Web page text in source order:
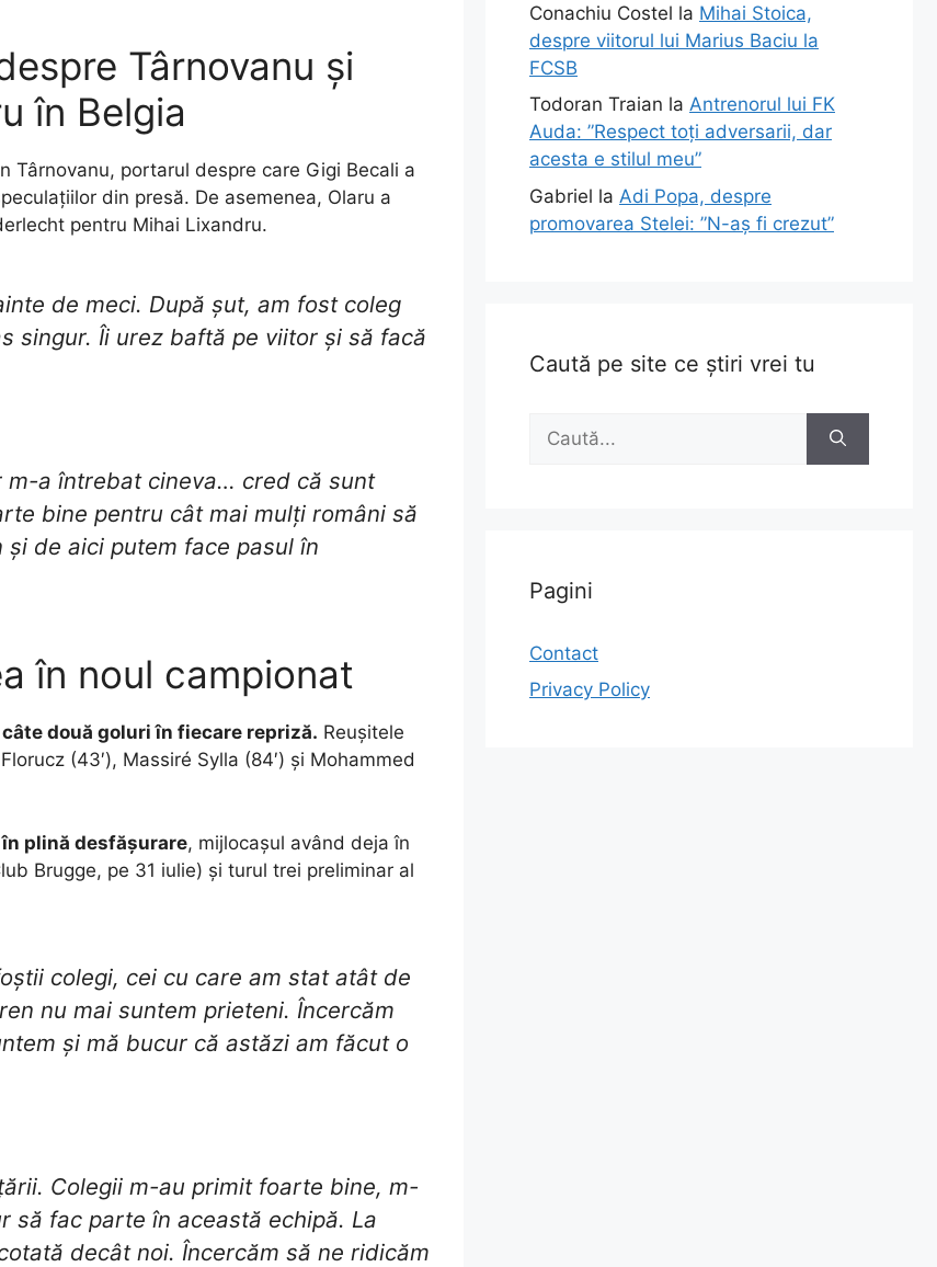
Târnovanu și
în Belgia
Târnovanu, portarul despre care Gigi Becali a
din presă. De asemenea, Olaru a
pentru Mihai Lixandru.
de meci. După șut, am fost coleg
singur. Îi urez baftă pe viitor și să facă
m-a întrebat cineva… cred că sunt
bine pentru cât mai mulți români să
de aici putem face pasul în
în noul campionat
două goluri în fiecare repriză. Reușitele
(43′), Massiré Sylla (84′) și Mohammed
plină desfășurare, mijlocașul având deja în
Brugge, pe 31 iulie) și turul trei preliminar al
colegi, cei cu care am stat atât de
nu mai suntem prieteni. Încercăm
și mă bucur că astăzi am făcut o
Colegii m-au primit foarte bine, m-
să fac parte în această echipă. La
decât noi. Încercăm să ne ridicăm
Conachiu Costel la Mihai Stoica,
despre viitorul lui Marius Baciu la
FCSB
Todoran Traian la Antrenorul lui FK
Auda: ”Respect toți adversarii, dar
acesta e stilul meu”
Gabriel la Adi Popa, despre
promovarea Stelei: ”N-aș fi crezut”
Caută pe site ce știri vrei tu
după:
Pagini
Contact
Privacy Policy